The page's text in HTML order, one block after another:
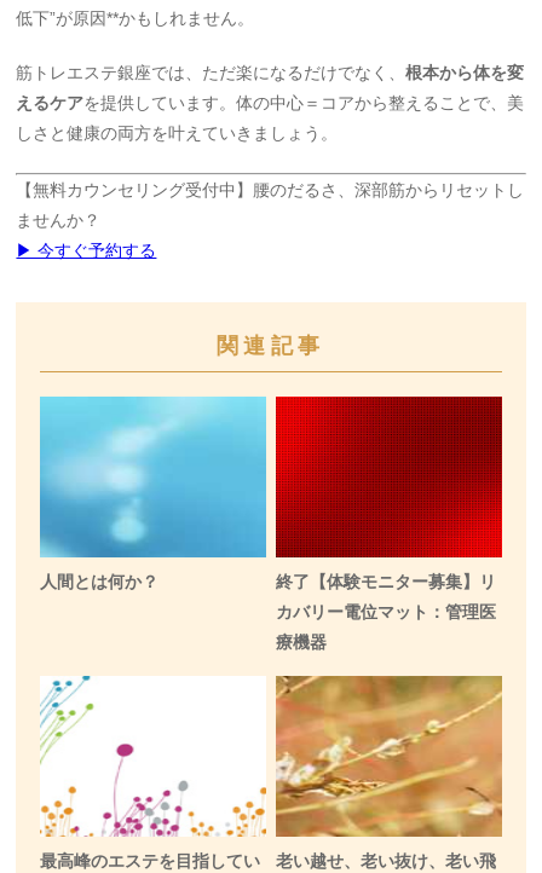
低下”が原因**かもしれません。
筋トレエステ銀座では、ただ楽になるだけでなく、根本から体を変
えるケアを提供しています。体の中心＝コアから整えることで、美
しさと健康の両方を叶えていきましょう。
【無料カウンセリング受付中】腰のだるさ、深部筋からリセットし
ませんか？
▶ 今すぐ予約する
関連記事
人間とは何か？
終了【体験モニター募集】リ
カバリー電位マット：管理医
療機器
最高峰のエステを目指してい
老い越せ、老い抜け、老い飛